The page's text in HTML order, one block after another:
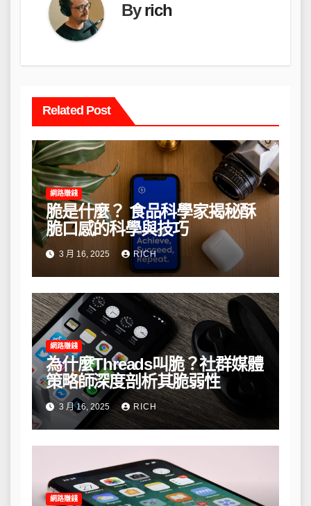
Byrich
Related Post
網路賺錢
脆是什麼？ 食品科學家揭秘酥
脆口感的科學與技巧
3 月 16, 2025 RICH
網路賺錢
為什麼Threads叫脆？社群媒體
策略師深度剖析其脆弱性
3 月 16, 2025 RICH
網路賺錢